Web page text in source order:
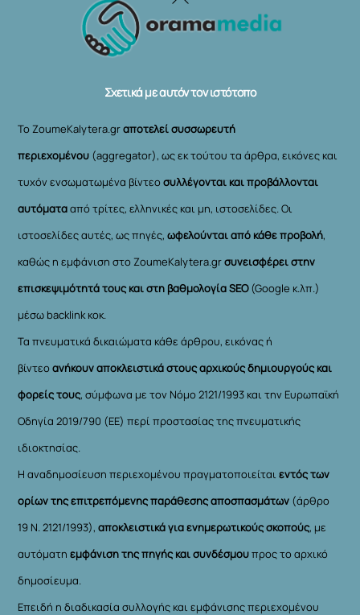
To
Σχετικά με αυτόν τον ιστότοπο
Το ZoumeKalytera.grαποτελεί συσσωρευτή
περιεχομένου (aggregator), ως εκ τούτου τα άρθρα, εικόνες και
τυχόν ενσωματωμένα βίντεοσυλλέγονται και προβάλλονται
αυτόματααπό τρίτες, ελληνικές και μη, ιστοσελίδες. Οι
ιστοσελίδες αυτές, ως πηγές,ωφελούνται από κάθε προβολή,
καθώς η εμφάνιση στο ZoumeKalytera.grσυνεισφέρει στην
επισκεψιμότητά τους και στη βαθμολογία SEO(Google κ.λπ.)
μέσω backlink κοκ.
Τα πνευματικά δικαιώματα κάθε άρθρου, εικόνας ή
βίντεοανήκουν αποκλειστικά στους αρχικούς δημιουργούς και
φορείς τους, σύμφωνα με τον Νόμο 2121/1993 και την Ευρωπαϊκή
Οδηγία 2019/790 (ΕΕ) περί προστασίας της πνευματικής
ιδιοκτησίας.
Η αναδημοσίευση περιεχομένου πραγματοποιείταιεντός των
ορίων της επιτρεπόμενης παράθεσης αποσπασμάτων (άρθρο
19 Ν. 2121/1993), αποκλειστικά για ενημερωτικούς σκοπούς, με
αυτόματηεμφάνιση της πηγής και συνδέσμουπρος το αρχικό
δημοσίευμα.
Επειδή η διαδικασία συλλογής και εμφάνισης περιεχομένου